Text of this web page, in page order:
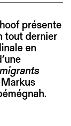
présente
tout dernier
en